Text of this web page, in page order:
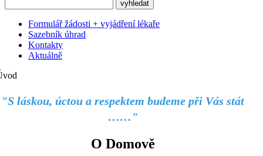
Formulář žádosti + vyjádření lékaře
Sazebník úhrad
Kontakty
Aktuálně
"S láskou, úctou a respektem budeme při Vás stát
……"
O Domově